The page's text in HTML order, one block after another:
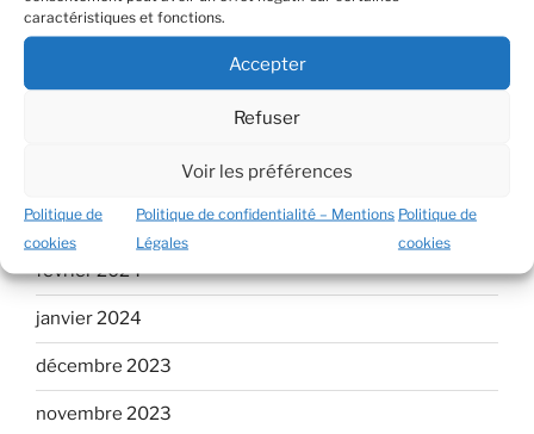
caractéristiques et fonctions.
Accepter
Refuser
Voir les préférences
Politique de
cookies
Politique de confidentialité – Mentions
Légales
Politique de
cookies
juillet 2024
mars 2024
février 2024
janvier 2024
décembre 2023
novembre 2023